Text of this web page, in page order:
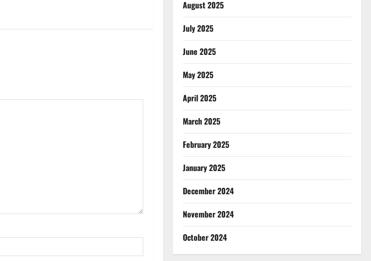
August 2025
July 2025
June 2025
May 2025
April 2025
March 2025
February 2025
January 2025
December 2024
November 2024
October 2024